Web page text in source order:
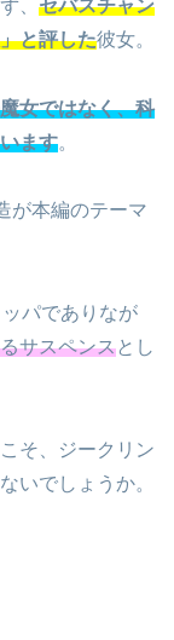
、 セバスチャン
と評した彼女。
女ではなく、科
ます。
が本編のテーマ
パでありなが
サスペンスとし
そ、ジークリン
いでしょうか。